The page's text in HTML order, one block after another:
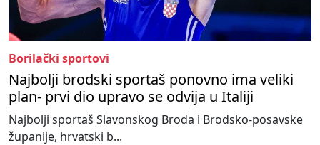
Borilački sportovi
Najbolji brodski sportaš ponovno ima veliki
plan- prvi dio upravo se odvija u Italiji
Najbolji sportaš Slavonskog Broda i Brodsko-posavske
županije, hrvatski b...